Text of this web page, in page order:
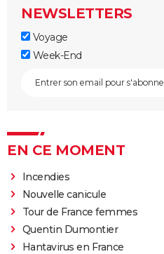
NEWSLETTERS
Voyage
Week-End
EN CE MOMENT
Incendies
Nouvelle canicule
Tour de France femmes
Quentin Dumontier
Hantavirus en France